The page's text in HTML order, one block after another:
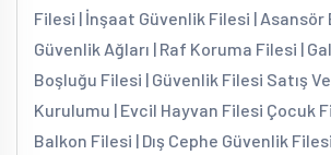
Filesi | İnşaat Güvenlik Filesi | Asansör
Güvenlik Ağları | Raf Koruma Filesi |
Boşluğu Filesi | Güvenlik Filesi Satış
Kurulumu | Evcil Hayvan Filesi Çocuk
Balkon Filesi | Dış Cephe Güvenlik